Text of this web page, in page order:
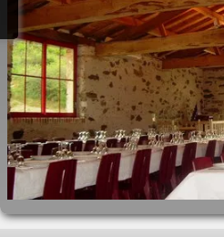
Nous Contacter
Plan d'Accès
Que faire en Anjou..
Salles de Réception